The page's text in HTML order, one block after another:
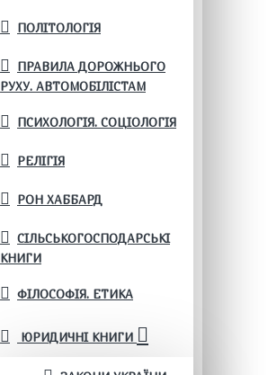
ПОЛІТОЛОГІЯ
ПРАВИЛА ДОРОЖНЬОГО
РУХУ. АВТОМОБІЛІСТАМ
ПСИХОЛОГІЯ. СОЦІОЛОГІЯ
РЕЛІГІЯ
РОН ХАББАРД
СІЛЬСЬКОГОСПОДАРСЬКІ
КНИГИ
ФІЛОСОФІЯ. ЕТИКА
ЮРИДИЧНІ КНИГИ